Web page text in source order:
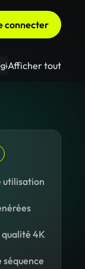
connecter
Zoom En
Afficher tout
utilisation
4K
séquence